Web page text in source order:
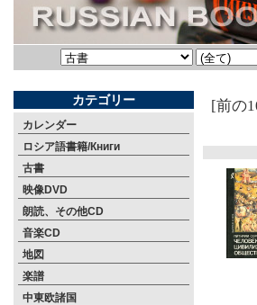
カテゴリー
カレンダー
ロシア語書籍/Книги
古書
映像DVD
朗読、その他CD
音楽CD
地図
楽譜
中東欧諸国
[前の